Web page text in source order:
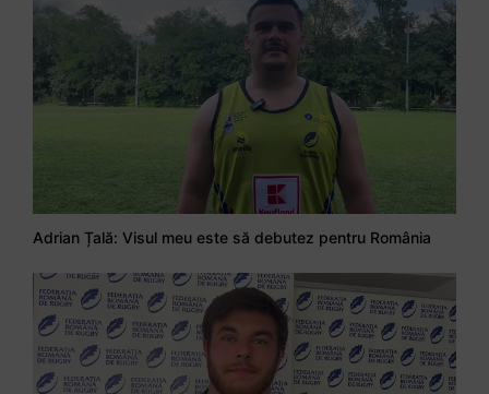
Adrian Țală: Visul meu este să debutez pentru România